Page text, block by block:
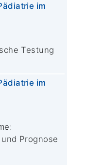
im
Testung
im
Prognose